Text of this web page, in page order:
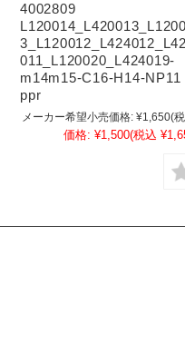
4002809
011_L120020_L424019-
m14m15-C16-H14-NP11
ppr
メーカー希望小売価格: ¥1,650(
価格: ¥1,500(税込